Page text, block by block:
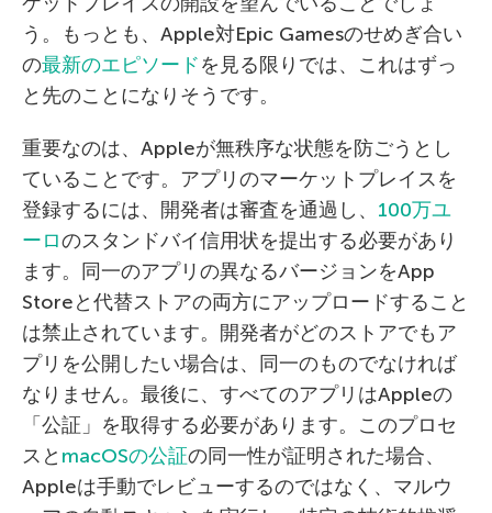
う。もっとも、Apple対Epic Gamesのせめぎ合い
の最新のエピソードを見る限りでは、これはずっ
と先のことになりそうです。
重要なのは、Appleが無秩序な状態を防ごうとし
ていることです。アプリのマーケットプレイスを
登録するには、開発者は審査を通過し、 100万ユ
ーロのスタンドバイ信用状を提出する必要があり
ます。同一のアプリの異なるバージョンをApp
Storeと代替ストアの両方にアップロードすること
は禁止されています。開発者がどのストアでもア
プリを公開したい場合は、同一のものでなければ
なりません。最後に、すべてのアプリはAppleの
「公証」を取得する必要があります。このプロセ
スと macOSの公証の同一性が証明された場合、
Appleは手動でレビューするのではなく、マルウ